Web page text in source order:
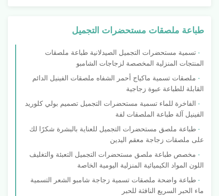
طباعة ملصقات مستحضرات التجميل
تسمية مستحضرات التجميل الصيدلانية طباعة ملصقات
المنتجات المنزلية المخصصة لزجاجات الشامبو
ملصقات تسمية ماكياج أحمر الشفاه ملصقات الفينيل الدائم
القابلة للطباعة عبوة زجاجية
الفاخرة للماء تسمية مستحضرات التجميل تصميم بولي كلوريد
الفينيل آلة طباعة الملصقات لفة
طباعة ملصق مستحضرات التجميل للعناية بالبشرة شكرًا لك
على ملصقات زجاجة معقم اليدين
مخصص طباعة ملصق مستحضرات التجميل التعبئة والتغليف
اللون المواد الكيميائية المنزلية اليومية الخاصة
طباعة واضحة ملصقات تسمية زجاجة شامبو الشعر التسمية
ماء الحبر السريع النافثة للحبر